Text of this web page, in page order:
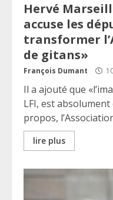
Hervé
accuse les
transformer
de gitans»
François Dumant
Il a ajouté que
LFI, est
propos,
lire plus